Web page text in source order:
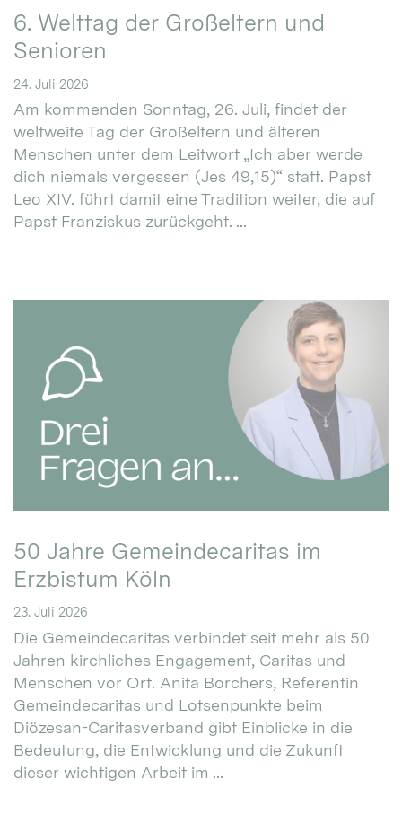
6. Welttag der Großeltern und
Senioren
24. Juli 2026
Am kommenden Sonntag, 26. Juli, findet der
weltweite Tag der Großeltern und älteren
Menschen unter dem Leitwort „Ich aber werde
dich niemals vergessen (Jes 49,15)“ statt. Papst
Leo XIV. führt damit eine Tradition weiter, die auf
Papst Franziskus zurückgeht. ...
50 Jahre Gemeindecaritas im
Erzbistum Köln
23. Juli 2026
Die Gemeindecaritas verbindet seit mehr als 50
Jahren kirchliches Engagement, Caritas und
Menschen vor Ort. Anita Borchers, Referentin
Gemeindecaritas und Lotsenpunkte beim
Diözesan-Caritasverband gibt Einblicke in die
Bedeutung, die Entwicklung und die Zukunft
dieser wichtigen Arbeit im ...